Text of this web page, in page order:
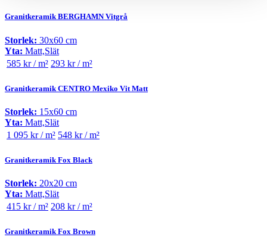
Granitkeramik BERGHAMN Vitgrå
Storlek: 30x60 cm
Yta: Matt,Slät
585 kr / m² 293 kr / m²
Granitkeramik CENTRO Mexiko Vit Matt
Storlek: 15x60 cm
Yta: Matt,Slät
1 095 kr / m² 548 kr / m²
Granitkeramik Fox Black
Storlek: 20x20 cm
Yta: Matt,Slät
415 kr / m² 208 kr / m²
Granitkeramik Fox Brown